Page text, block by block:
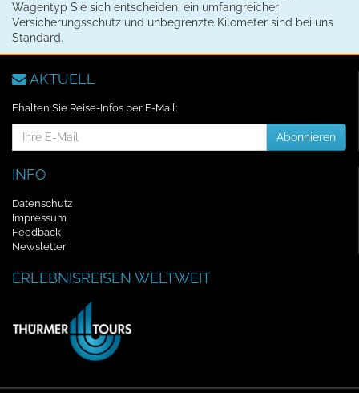
Wagentyp Sie sich entscheiden, ein umfangreicher
Versicherungsschutz und unbegrenzte Kilometer sind bei uns
Standard.
AKTUELL
Ehalten Sie Reise-Infos per E-Mail:
Mail-
Abonnieren
INFO
Datenschutz
Impressum
Feedback
Newsletter
ERLEBNISREISEN WELTWEIT